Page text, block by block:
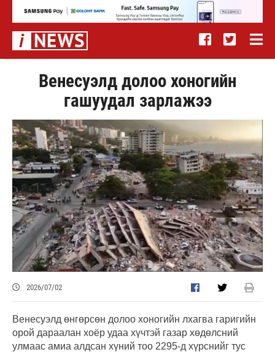
Венесуэлд долоо хоногийн
гашуудал зарлажээ
2026/07/02
Венесуэлд өнгөрсөн долоо хоногийн лхагва гаригийн
орой дараалан хоёр удаа хүчтэй газар хөдөлсний
улмаас амиа алдсан хүний тоо 2295-д хүрснийг тус